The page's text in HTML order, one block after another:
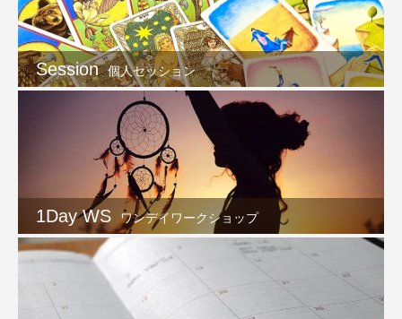
Session 個人セッション
1Day WS ワンデイワークショップ